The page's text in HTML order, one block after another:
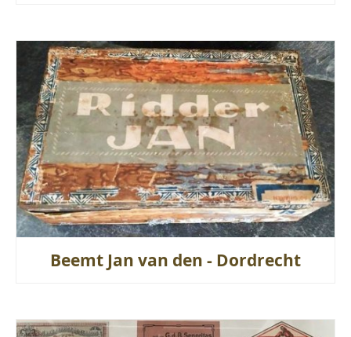
Beemt Jan van den - Dordrecht